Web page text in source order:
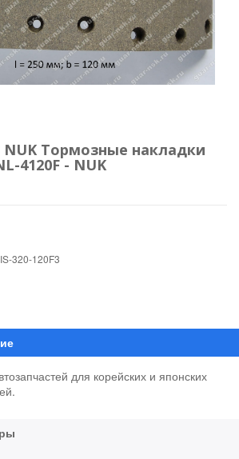
NUK Тормозные накладки
4120F - NUK
320-120F3
для корейских и японских